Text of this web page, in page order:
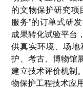
的文物保护研究项
服务”的订单式研
成果转化试验平台
供真实环境、场
护、考古、博物馆
建立技术评价机制
物保护工程技术应